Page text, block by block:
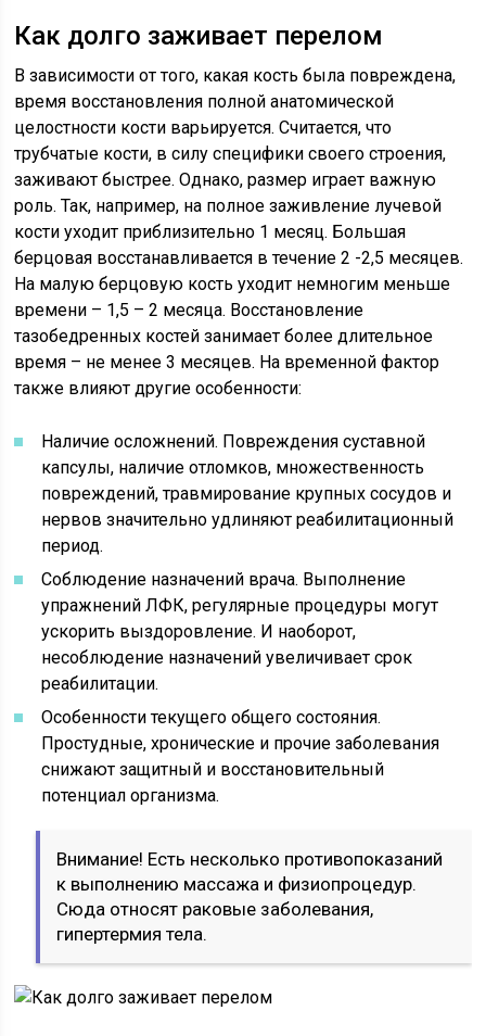
Как долго заживает перелом
В зависимости от того, какая кость была повреждена,
время восстановления полной анатомической
целостности кости варьируется. Считается, что
трубчатые кости, в силу специфики своего строения,
заживают быстрее. Однако, размер играет важную
роль. Так, например, на полное заживление лучевой
кости уходит приблизительно 1 месяц. Большая
берцовая восстанавливается в течение 2 -2,5 месяцев.
На малую берцовую кость уходит немногим меньше
времени – 1,5 – 2 месяца. Восстановление
тазобедренных костей занимает более длительное
время – не менее 3 месяцев. На временной фактор
также влияют другие особенности:
Наличие осложнений. Повреждения суставной
капсулы, наличие отломков, множественность
повреждений, травмирование крупных сосудов и
нервов значительно удлиняют реабилитационный
период.
Соблюдение назначений врача. Выполнение
упражнений ЛФК, регулярные процедуры могут
ускорить выздоровление. И наоборот,
несоблюдение назначений увеличивает срок
реабилитации.
Особенности текущего общего состояния.
Простудные, хронические и прочие заболевания
снижают защитный и восстановительный
потенциал организма.
Внимание! Есть несколько противопоказаний
к выполнению массажа и физиопроцедур.
Сюда относят раковые заболевания,
гипертермия тела.